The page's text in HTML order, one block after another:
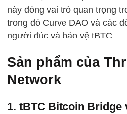
này đóng vai trò quan trọng
trong đó Curve DAO và các
người đúc và bảo vệ tBTC.
Sản phẩm của
Network
1. tBTC Bitcoin Bridge